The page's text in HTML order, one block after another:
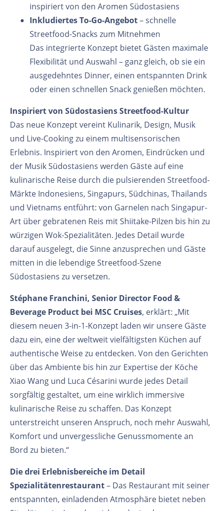
inspiriert von den Aromen Südostasiens
Inkludiertes To-Go-Angebot– schnelle
Streetfood-Snacks zum Mitnehmen
Das integrierte Konzept bietet Gästen maximale
Flexibilität und Auswahl – ganz gleich, ob sie ein
ausgedehntes Dinner, einen entspannten Drink
oder einen schnellen Snack genießen möchten.
Inspiriert von Südostasiens Streetfood-Kultur
Das neue Konzept vereint Kulinarik, Design, Musik
und Live-Cooking zu einem multisensorischen
Erlebnis. Inspiriert von den Aromen, Eindrücken und
der Musik Südostasiens werden Gäste auf eine
kulinarische Reise durch die pulsierenden Streetfood-
Märkte Indonesiens, Singapurs, Südchinas, Thailands
und Vietnams entführt: von Garnelen nach Singapur-
Art über gebratenen Reis mit Shiitake-Pilzen bis hin zu
würzigen Wok-Spezialitäten. Jedes Detail wurde
darauf ausgelegt, die Sinne anzusprechen und Gäste
mitten in die lebendige Streetfood-Szene
Südostasiens zu versetzen.
Stéphane Franchini, Senior Director Food &
Beverage Product bei MSC Cruises, erklärt: „Mit
diesem neuen 3-in-1-Konzept laden wir unsere Gäste
dazu ein, eine der weltweit vielfältigsten Küchen auf
authentische Weise zu entdecken. Von den Gerichten
über das Ambiente bis hin zur Expertise der Köche
Xiao Wang und Luca Césarini wurde jedes Detail
sorgfältig gestaltet, um eine wirklich immersive
kulinarische Reise zu schaffen. Das Konzept
unterstreicht unseren Anspruch, noch mehr Auswahl,
Komfort und unvergessliche Genussmomente an
Bord zu bieten.“
Die drei Erlebnisbereiche im Detail
Spezialitätenrestaurant– Das Restaurant mit seiner
entspannten, einladenden Atmosphäre bietet neben